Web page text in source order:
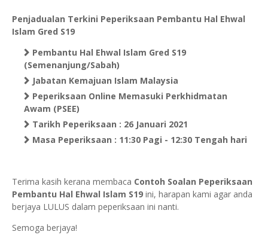
Penjadualan Terkini Peperiksaan Pembantu Hal Ehwal
Islam Gred S19
Pembantu Hal Ehwal Islam Gred S19
(Semenanjung/Sabah)
Jabatan Kemajuan Islam Malaysia
Peperiksaan Online Memasuki Perkhidmatan
Awam (PSEE)
Tarikh Peperiksaan : 26 Januari 2021
Masa Peperiksaan : 11:30 Pagi - 12:30 Tengah hari
Terima kasih kerana membaca Contoh Soalan Peperiksaan
Pembantu Hal Ehwal Islam S19 ini, harapan kami agar anda
berjaya LULUS dalam peperiksaan ini nanti.
Semoga berjaya!